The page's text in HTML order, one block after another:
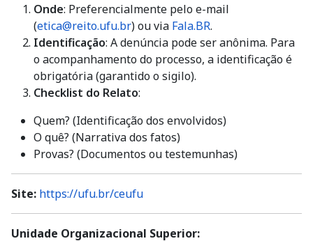
Onde: Preferencialmente pelo e-mail
(etica@reito.ufu.br) ou via Fala.BR.
Identificação: A denúncia pode ser anônima. Para
o acompanhamento do processo, a identificação é
obrigatória (garantido o sigilo).
Checklist do Relato:
Quem? (Identificação dos envolvidos)
O quê? (Narrativa dos fatos)
Provas? (Documentos ou testemunhas)
Site: https://ufu.br/ceufu
Unidade Organizacional Superior